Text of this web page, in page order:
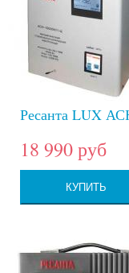
Ресанта LUX
18 990 руб
КУПИТЬ